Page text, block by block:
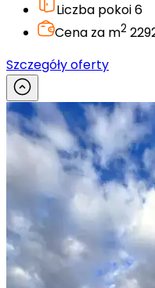
Liczba pokoi6
Cena za m2
Szczegóły oferty